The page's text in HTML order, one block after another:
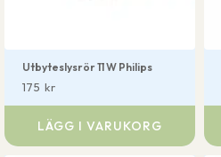
Utbyteslysrör 11 W Philips
175 kr
LÄGG I VARUKORG